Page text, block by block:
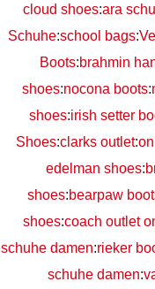
cloud shoes:ara
Schuhe:school bags:
Boots:brahmin
shoes:nocona boots:
shoes:irish setter
Shoes:clarks outlet:
edelman shoes:
shoes:bearpaw
shoes:coach outlet
schuhe damen:rieker
schuhe damen: